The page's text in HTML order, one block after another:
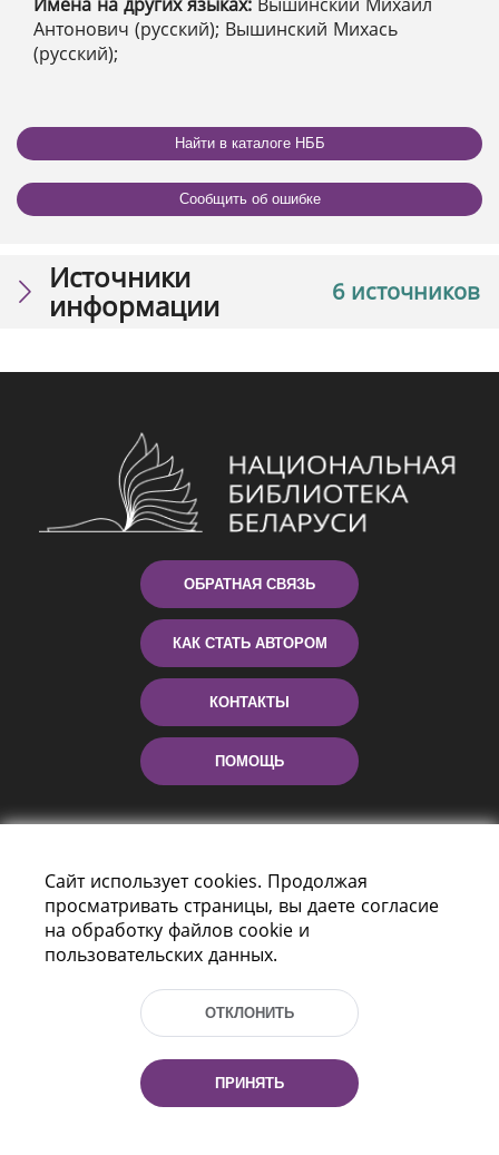
Антонович (русский); Вышинский Михась
(русский);
Найти в каталоге НББ
Сообщить об ошибке
6 источников
Источники
информации
ОБРАТНАЯ СВЯЗЬ
КАК СТАТЬ АВТОРОМ
КОНТАКТЫ
ПОМОЩЬ
г. Минск, Республика Беларусь, 220114
Тел.: (+375 17) 368 37 37, Факс: (+375 17)
Эл. почта: inbox@nlb.by
Сайт использует cookies. Продолжая
просматривать страницы, вы даете согласие
на обработку файлов cookie и
пользовательских данных.
ОТКЛОНИТЬ
ПРИНЯТЬ